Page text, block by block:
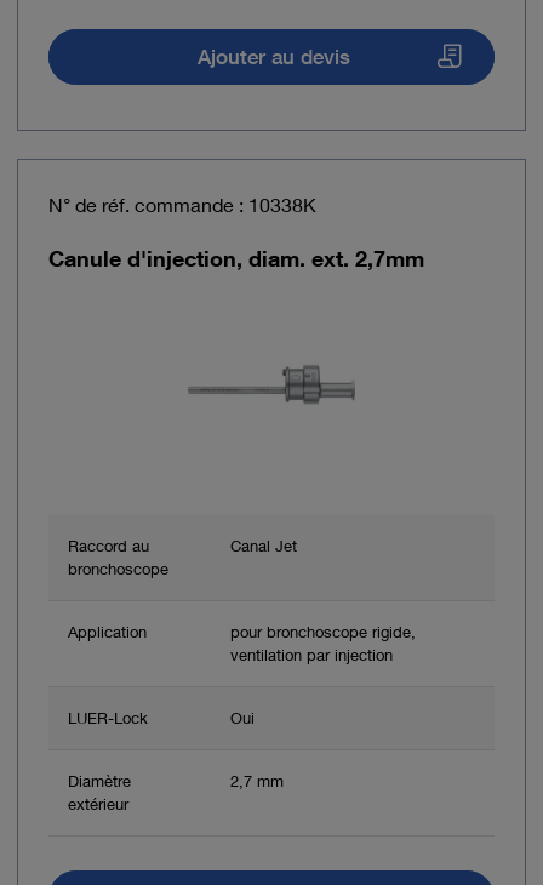
Ajouter au devis
N° de réf. commande : 10338K
Canule d'injection, diam. ext. 2,7mm
Raccord au
bronchoscope
Canal Jet
Application
pour bronchoscope rigide,
ventilation par injection
LUER-Lock Oui
Diamètre
extérieur
2,7 mm